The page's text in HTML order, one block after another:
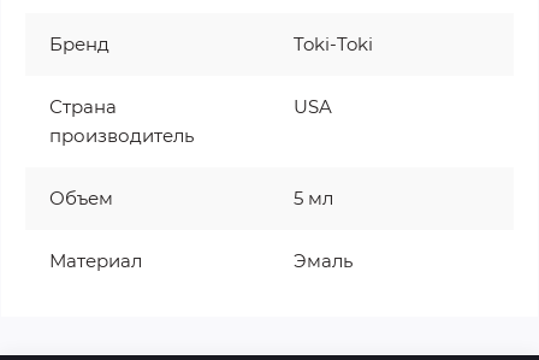
Бренд Toki-Toki
Страна
производитель
USA
Объем 5 мл
Материал Эмаль